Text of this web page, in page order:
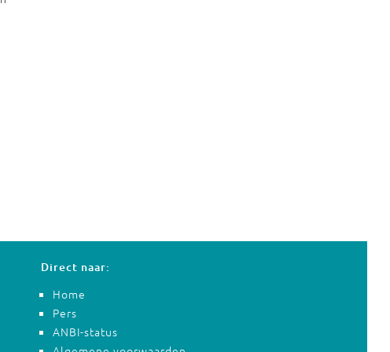
Direct naar:
Home
Pers
ANBI-status